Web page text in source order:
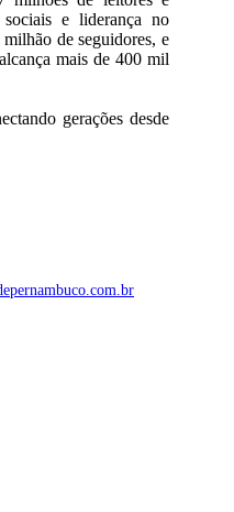
sociais e liderança no
de seguidores, e
mais de 400 mil
gerações desde